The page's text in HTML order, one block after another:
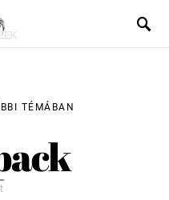
TÉMÁBAN